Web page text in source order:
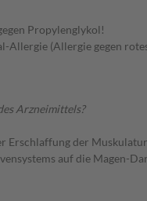
Propylenglykol!
Allergie (Allergie gegen
Arzneimittels?
der
auf die Magen-